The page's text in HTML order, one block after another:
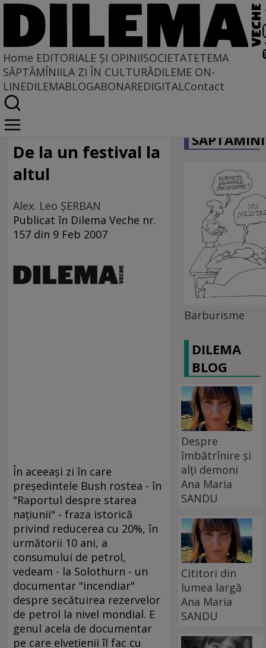
Home EDITORIALE ȘI OPINIISOCIETATETEMA
SĂPTĂMÎNIILA ZI ÎN CULTURĂDILEME ON-
LINEDILEMABLOGABONAREDIGITALContact
Home
Cinema, acolo sus...
De la un festival la
altul
Alex. Leo ŞERBAN
Publicat în Dilema Veche nr.
157 din 9 Feb 2007
În aceeaşi zi în care
preşedintele Bush rostea - în
"Raportul despre starea
naţiunii" - fraza istorică
privind reducerea cu 20%, în
următorii 10 ani, a
consumului de petrol,
vedeam - la Solothurn - un
documentar "incendiar"
despre secătuirea rezervelor
de petrol la nivel mondial. E
genul acela de documentar
pe care elveţienii îl fac cu
Barburisme
DILEMA
BLOG
Despre
îmbătrînire și
alți demoni
Ana Maria
SANDU
Cititori din
lumea largă
Ana Maria
SANDU